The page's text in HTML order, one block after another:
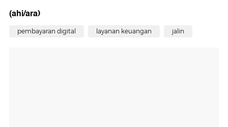
(ahi/ara)
pembayaran digital layanan keuangan jalin